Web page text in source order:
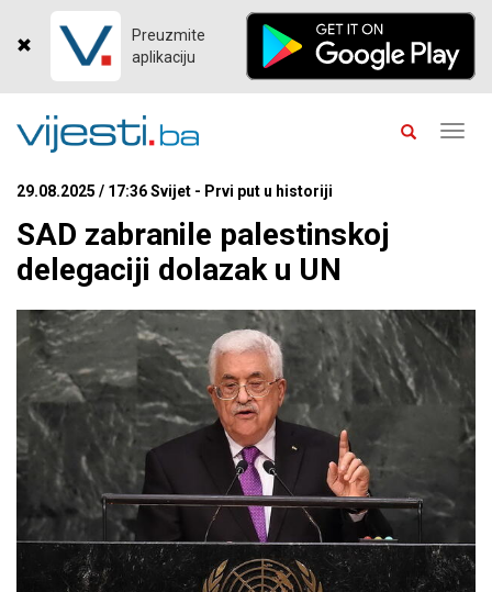
Preuzmite
aplikaciju
29.08.2025 / 17:36 Svijet - Prvi put u historiji
SAD zabranile palestinskoj
delegaciji dolazak u UN